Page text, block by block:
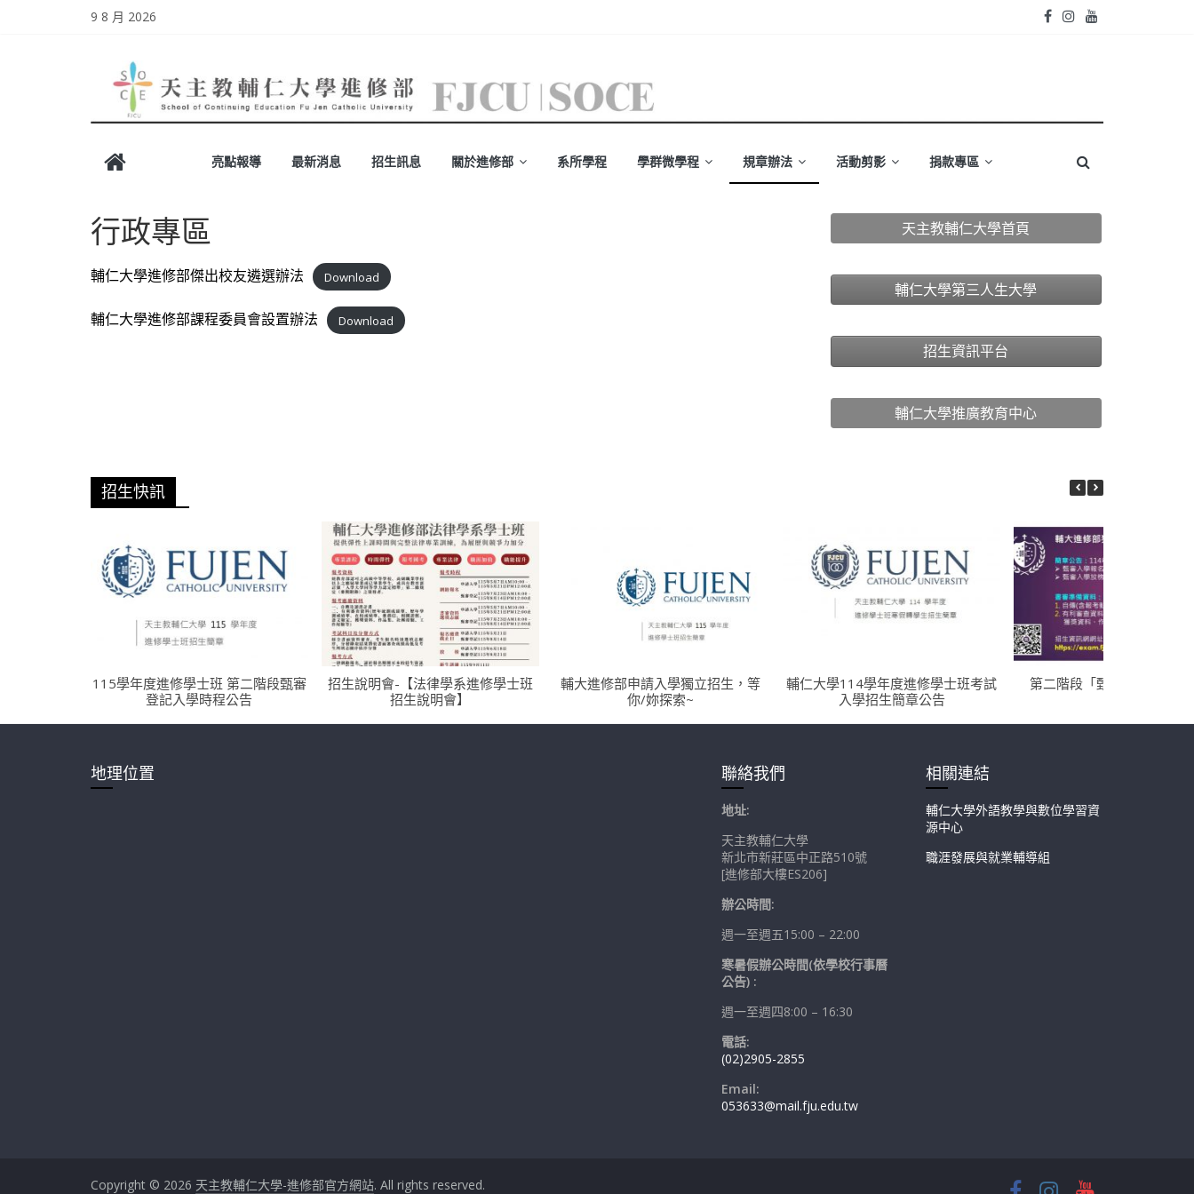
9 8 月 2026
天
教
輔
仁
進
修
部
方
網
站
亮點報導 最新消息 招生訊息 關於進修部 系所學程 學群微學程 規章辦法 活動剪影 捐款專區
行政專區
輔仁大學進修部傑出校友遴選辦法 Download
輔仁大學進修部課程委員會設置辦法 Download
天主教輔仁大學首頁
輔仁大學第三人生大學
招生資訊平台
輔仁大學推廣教育中心
招生快訊
115學年度進修學士班 第二階段甄審
登記入學時程公告
招生說明會-【法律學系進修學士班
招生說明會】
輔大進修部申請入學獨立招生，等
你/妳探索~
輔仁大學114學年度進修學士班考試
入學招生簡章公告
第二階段「甄審登記」招生
地理位置 聯絡我們
地址:
天主教輔仁大學
新北市新莊區中正路510號
[進修部大樓ES206]
辦公時間:
週一至週五15:00 – 22:00
寒暑假辦公時間(依學校行事曆
公告) :
週一至週四8:00 – 16:30
電話:
(02)2905-2855
Email:
053633@mail.fju.edu.tw
相關連結
輔仁大學外語教學與數位學習資
源中心
職涯發展與就業輔導組
Copyright © 2026 天主教輔仁大學-進修部官方網站. All rights reserved.